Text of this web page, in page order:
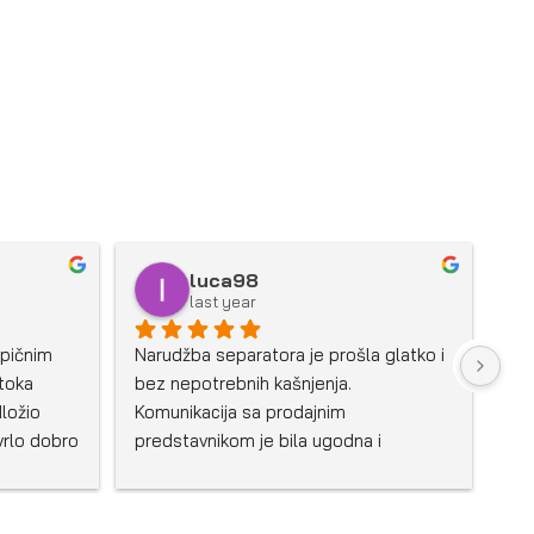
dobro
luca98
last year
Narudžba separatora je prošla glatko i
bez nepotrebnih kašnjenja.
Komunikacija sa prodajnim
predstavnikom je bila ugodna i
uređaj specifičnoj vrsti materijala, što